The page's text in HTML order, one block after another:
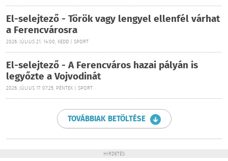
El-selejtező - Török vagy lengyel ellenfél várhat
a Ferencvárosra
2026. JÚLIUS 21. 14:00, KEDD | SPORT
El-selejtező - A Ferencváros hazai pályán is
legyőzte a Vojvodinát
2026. JÚLIUS 17. 07:25, PÉNTEK | SPORT
TOVÁBBIAK BETÖLTÉSE
HIRDETÉS